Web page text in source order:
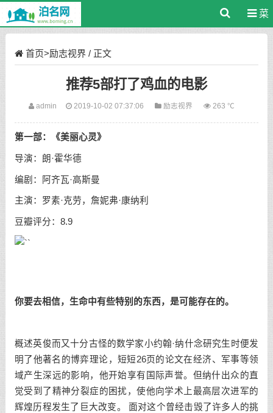
菜
首页>励志视界 / 正文
推荐5部打了鸡血的电影
admin 2019-10-02 07:37:06 励志视界 263 ℃
第一部：《美丽心灵》
导演：朗·霍华德
编剧：阿齐瓦·高斯曼
主演：罗素·克劳，詹妮弗·康纳利
豆瓣评分：8.9
你要去相信，生命中有些特别的东西，是可能存在的。
概述英俊而又十分古怪的数学家小约翰·纳什念研究生时便发
明了他著名的博弈理论，短短26页的论文在经济、军事等领
域产生深远的影响，他开始享有国际声誉。但纳什出众的直
觉受到了精神分裂症的困扰，使他向学术上最高层次进军的
辉煌历程发生了巨大改变。 面对这个曾经击毁了许多人的挑